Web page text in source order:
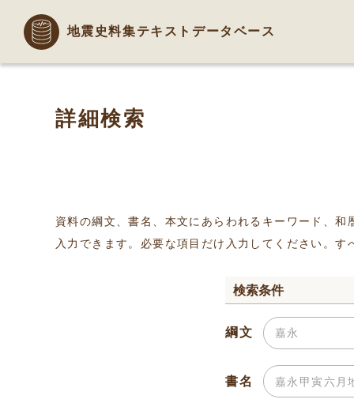
地震史料集テキストデータベース
詳細検索
資料の綱文、書名、本文にあらわれるキーワード、
入力できます。必要な項目だけ入力してください。
検索条件
綱文
書名